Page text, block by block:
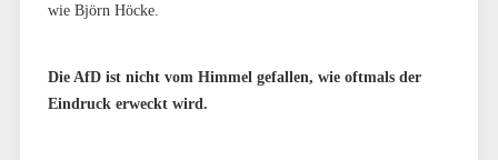
wie Björn Höcke.
Die AfD ist nicht vom Himmel gefallen, wie oftmals der
Eindruck erweckt wird.